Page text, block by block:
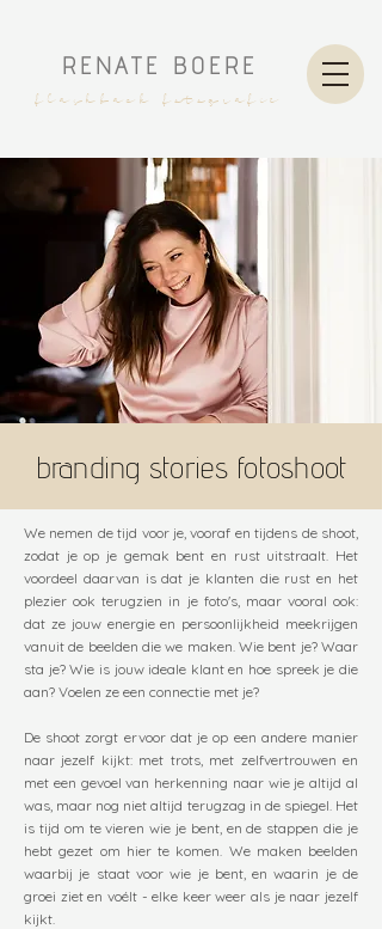
RENATE BOERE
flashback fotografie
branding stories fotoshoot
We nemen de tijd voor je, vooraf en tijdens de shoot,
zodat je op je gemak bent en rust uitstraalt. Het
voordeel daarvan is dat je klanten die rust en het
plezier ook terugzien in je foto's, maar vooral ook:
dat ze jouw energie en persoonlijkheid meekrijgen
vanuit de beelden die we maken. Wie bent je? Waar
sta je? Wie is jouw ideale klant en hoe spreek je die
aan? Voelen ze een connectie met je?
De shoot zorgt ervoor dat je op een andere manier
naar jezelf kijkt: met trots, met zelfvertrouwen en
met een gevoel van herkenning naar wie je altijd al
was, maar nog niet altijd terugzag in de spiegel. Het
is tijd om te vieren wie je bent, en de stappen die je
hebt gezet om hier te komen. We maken beelden
waarbij je staat voor wie je bent, en waarin je de
groei ziet en voélt - elke keer weer als je naar jezelf
kijkt. ​